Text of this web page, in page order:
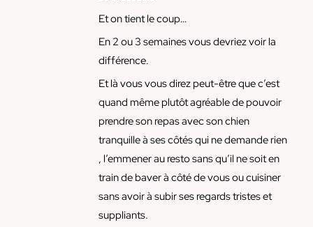
Et on tient le coup…
En 2 ou 3 semaines vous devriez voir la
différence.
Et là vous vous direz peut-être que c’est
quand même plutôt agréable de pouvoir
prendre son repas avec son chien
tranquille à ses côtés qui ne demande rien
, l’emmener au resto sans qu’il ne soit en
train de baver à côté de vous ou cuisiner
sans avoir à subir ses regards tristes et
suppliants.